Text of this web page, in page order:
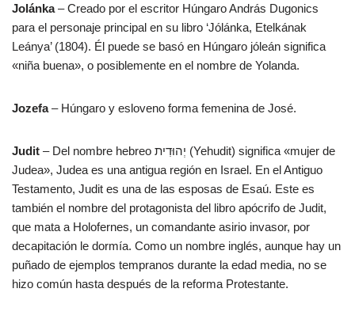
Jolánka– Creado por el escritor Húngaro András Dugonics
para el personaje principal en su libro ‘Jólánka, Etelkának
Leánya’ (1804). Él puede se basó en Húngaro jóleán significa
«niña buena», o posiblemente en el nombre de Yolanda.
Jozefa– Húngaro y esloveno forma femenina de José.
Judit – Del nombre hebreo יְהוּדִית (Yehudit) significa «mujer de
Judea», Judea es una antigua región en Israel. En el Antiguo
Testamento, Judit es una de las esposas de Esaú. Este es
también el nombre del protagonista del libro apócrifo de Judit,
que mata a Holofernes, un comandante asirio invasor, por
decapitación le dormía. Como un nombre inglés, aunque hay un
puñado de ejemplos tempranos durante la edad media, no se
hizo común hasta después de la reforma Protestante.